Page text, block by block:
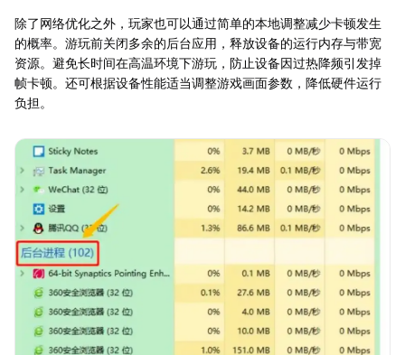
除了网络优化之外，玩家也可以通过简单的本地调整减少卡顿发生
的概率。游玩前关闭多余的后台应用，释放设备的运行内存与带宽
资源。避免长时间在高温环境下游玩，防止设备因过热降频引发掉
帧卡顿。还可根据设备性能适当调整游戏画面参数，降低硬件运行
负担。